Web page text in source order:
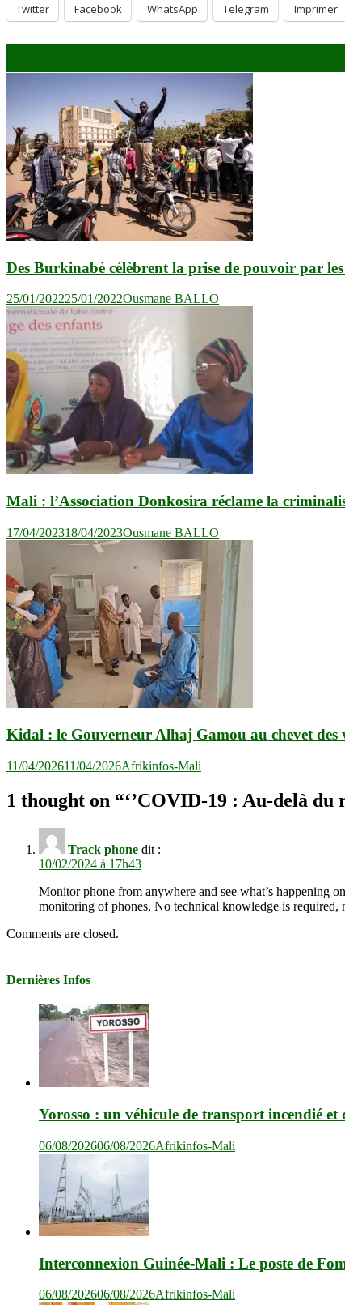
Twitter Facebook WhatsApp Telegram Imprimer
Navigation
de
l’article
Des Burkinabè célèbrent la prise de pouvoir par
25/01/202225/01/2022Ousmane BALLO
Mali : l’Association Donkosira réclame la
17/04/202318/04/2023Ousmane BALLO
Kidal : le Gouverneur Alhaj Gamou au chevet des
11/04/202611/04/2026Afrikinfos-Mali
1 thought on “‘’COVID-19 : Au-delà
Track phone dit :
10/02/2024 à 17h43
Monitor phone from anywhere and see what’s happening
monitoring of phones, No technical knowledge is required,
Comments are closed.
Dernières Infos
Yorosso : un véhicule de transport incendié et
06/08/202606/08/2026Afrikinfos-Mali
Interconnexion Guinée-Mali : Le poste de
06/08/202606/08/2026Afrikinfos-Mali